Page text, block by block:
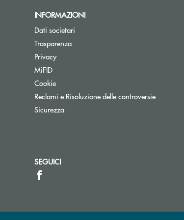
INFORMAZIONI
Dati societari
Trasparenza
Privacy
MiFID
Cookie
Reclami e Risoluzione delle controversie
Sicurezza
SEGUICI